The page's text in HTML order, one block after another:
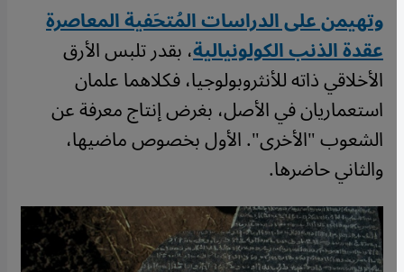
وتهيمن على الدراسات المُتحَفية المعاصرة
عقدة الذنب الكولونيالية، بقدر تلبس الأرق
الأخلاقي ذاته للأنثروبولوجيا، فكلاهما علمان
استعماريان في الأصل، بغرض إنتاج معرفة عن
الشعوب "الأخرى". الأول بخصوص ماضيها،
والثاني حاضرها.